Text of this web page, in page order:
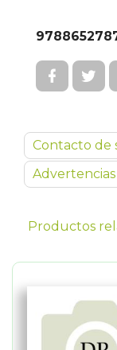
Contacto de
Productos